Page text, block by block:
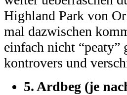
Highland Park von
mal dazwischen
einfach nicht
kontrovers und
5.Ardbeg (je